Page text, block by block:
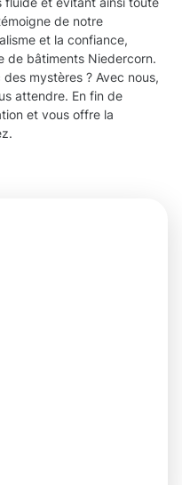
de notre
et la confiance,
de bâtiments Niedercorn.
mystères ? Avec nous,
attendre. En fin de
et vous offre la